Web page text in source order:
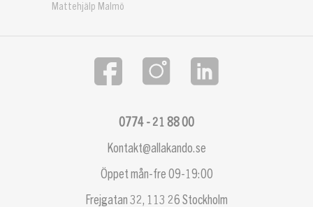
Mattehjälp Malmö
Kontakt@allakando.se
0774 - 21 88 00
Öppet mån-fre 09-19:00
Frejgatan 32, 113 26 Stockholm